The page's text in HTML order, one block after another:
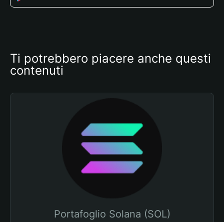
Ti potrebbero piacere anche questi
contenuti
Portafoglio Solana (SOL)